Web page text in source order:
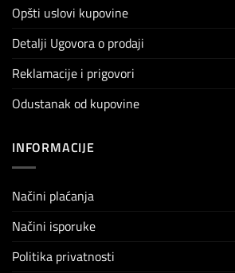
Opšti uslovi kupovine
Detalji Ugovora o prodaji
Reklamacije i prigovori
Odustanak od kupovine
INFORMACIJE
Načini plaćanja
Načini isporuke
Politika privatnosti